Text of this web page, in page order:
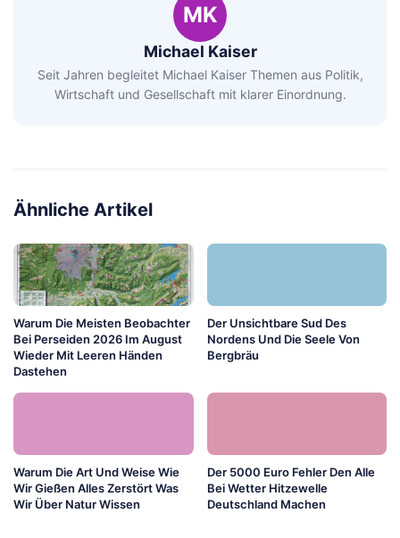
MK
Michael Kaiser
Seit Jahren begleitet Michael Kaiser Themen aus Politik,
Wirtschaft und Gesellschaft mit klarer Einordnung.
Ähnliche Artikel
Warum Die Meisten Beobachter
Bei Perseiden 2026 Im August
Wieder Mit Leeren Händen
Dastehen
Der Unsichtbare Sud Des
Nordens Und Die Seele Von
Bergbräu
Warum Die Art Und Weise Wie
Wir Gießen Alles Zerstört Was
Wir Über Natur Wissen
Der 5000 Euro Fehler Den Alle
Bei Wetter Hitzewelle
Deutschland Machen